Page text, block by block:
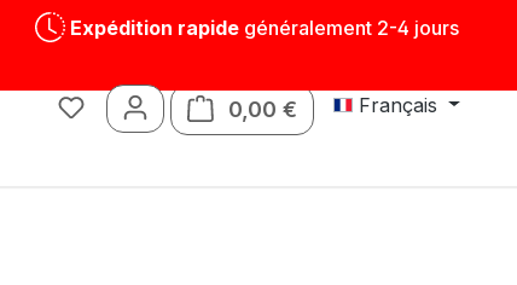
Expédition rapidegénéralement 2-4 jours
0,00 € Le panier contient 0
Français
Pièces détachées